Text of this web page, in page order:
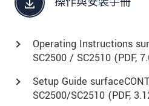
Operating Instructions
SC2500 / SC2510 (PDF,
Setup Guide
SC2500/SC2510 (PDF,